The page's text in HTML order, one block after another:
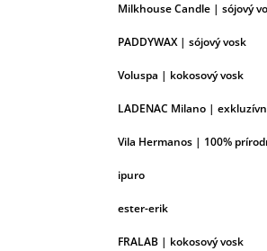
Milkhouse Candle | sójový
PADDYWAX | sójový vosk
Voluspa | kokosový vosk
LADENAC Milano |
Vila Hermanos | 100%
ipuro
ester-erik
FRALAB | kokosový vosk